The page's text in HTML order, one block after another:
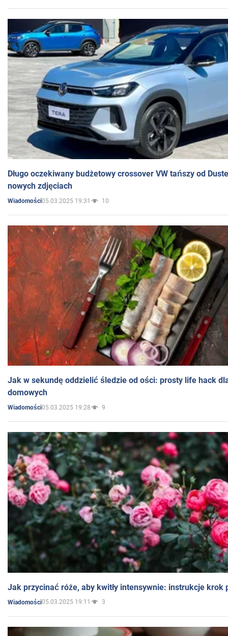
Długo oczekiwany budżetowy crossover VW tańszy od
nowych zdjęciach
Wiadomości05.03.2025 19:31 10
Jak w sekundę oddzielić śledzie od ości: prosty life hack
domowych
Wiadomości05.03.2025 19:28 9
Jak przycinać róże, aby kwitły intensywnie: instrukcje krok
Wiadomości05.03.2025 19:11 3